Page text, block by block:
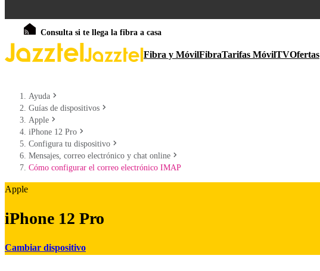
Consulta si te llega la fibra a casa
Fibra y MóvilFibraTarifas MóvilTVOfertas
Ayuda
Guías de dispositivos
Apple
iPhone 12 Pro
Configura tu dispositivo
Mensajes, correo electrónico y chat online
Cómo configurar el correo electrónico IMAP
Apple
iPhone 12 Pro
Cambiar dispositivo